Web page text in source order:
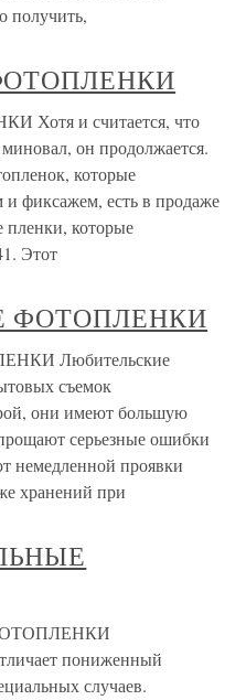
получить,
и считается, что
он продолжается.
которые
и фиксажем, есть в продаже
пленки, которые
Этот
ФОТОПЛЕНКИ
Любительские
съемок
они имеют большую
серьезные ошибки
немедленной проявки
хранений при
пониженный
случаев.